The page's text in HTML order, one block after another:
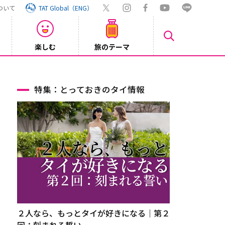
いて TAT Global（ENG）
楽しむ 旅のテーマ
特集：とっておきのタイ情報
２人なら、もっとタイが好きになる｜第２